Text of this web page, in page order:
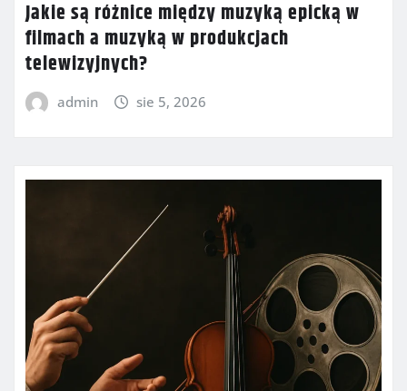
Jakie są różnice między muzyką epicką w
filmach a muzyką w produkcjach
telewizyjnych?
admin sie 5, 2026